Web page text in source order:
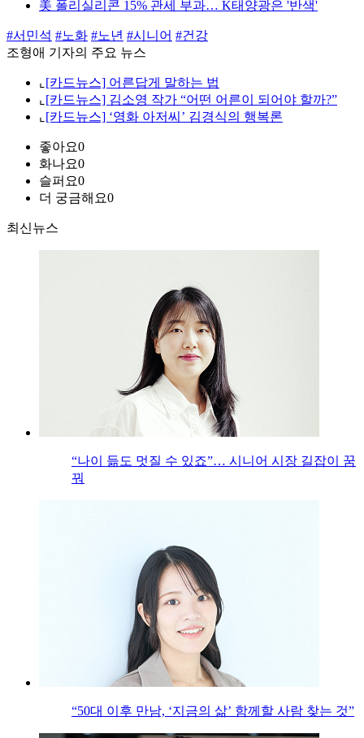
美 폴리실리콘 15% 관세 부과… K태양광은 '반색'
#서민석 #노화 #노년 #시니어 #건강
조형애 기자의 주요 뉴스
⌞ [카드뉴스] 어른답게 말하는 법
⌞ [카드뉴스] 김소영 작가 “어떤 어른이 되어야 할까?”
⌞ [카드뉴스] ‘영화 아저씨’ 김경식의 행복론
좋아요0
화나요0
슬퍼요0
더 궁금해요0
최신뉴스
“나이 듦도 멋질 수 있죠”… 시니어 시장 길잡이 꿈
꿔
“50대 이후 만남, ‘지금의 삶’ 함께할 사람 찾는 것”